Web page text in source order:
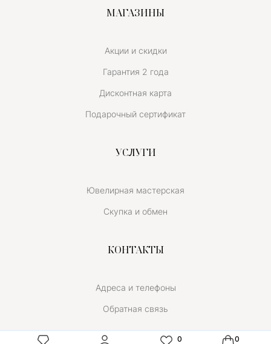
МАГАЗИНЫ
Акции и скидки
Гарантия 2 года
Дисконтная карта
Подарочный сертификат
УСЛУГИ
Ювелирная мастерская
Скупка и обмен
КОНТАКТЫ
Адреса и телефоны
Обратная связь